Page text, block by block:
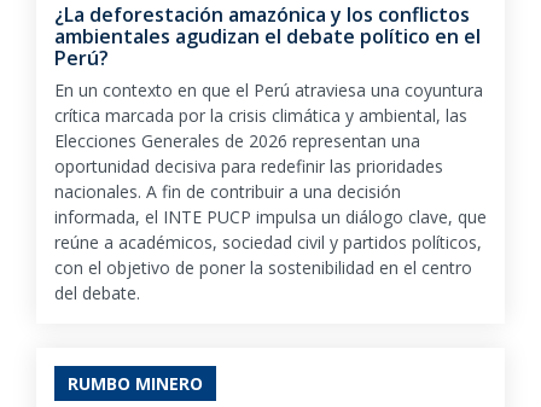
¿La deforestación amazónica y los conflictos
ambientales agudizan el debate político en el
Perú?
En un contexto en que el Perú atraviesa una coyuntura
crítica marcada por la crisis climática y ambiental, las
Elecciones Generales de 2026 representan una
oportunidad decisiva para redefinir las prioridades
nacionales. A fin de contribuir a una decisión
informada, el INTE PUCP impulsa un diálogo clave, que
reúne a académicos, sociedad civil y partidos políticos,
con el objetivo de poner la sostenibilidad en el centro
del debate.
RUMBO MINERO